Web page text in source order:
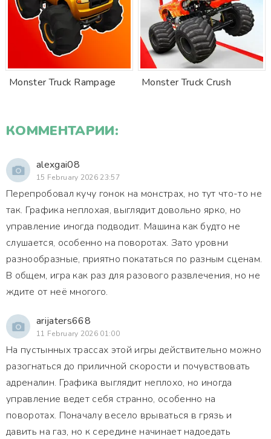
Monster Truck Rampage Monster Truck Crush
КОММЕНТАРИИ:
alexgai08
15 February 2026 23:57
Перепробовал кучу гонок на монстрах, но тут что-то не
так. Графика неплохая, выглядит довольно ярко, но
управление иногда подводит. Машина как будто не
слушается, особенно на поворотах. Зато уровни
разнообразные, приятно покататься по разным сценам.
В общем, игра как раз для разового развлечения, но не
ждите от неё многого.
arijaters668
11 February 2026 01:00
На пустынных трассах этой игры действительно можно
разогнаться до приличной скорости и почувствовать
адреналин. Графика выглядит неплохо, но иногда
управление ведет себя странно, особенно на
поворотах. Поначалу весело врываться в грязь и
давить на газ, но к середине начинает надоедать